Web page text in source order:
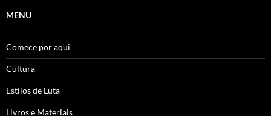
MENU
Comece por aqui
Cultura
Estilos de Luta
Livros e Materiais